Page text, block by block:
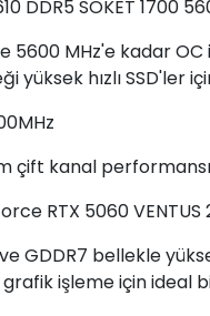
DDR5 SOKET 1700
5600 MHz'e kadar OC
yüksek hızlı SSD'ler
çift kanal
RTX 5060 VENTUS
GDDR7 bellekle
işleme için ideal